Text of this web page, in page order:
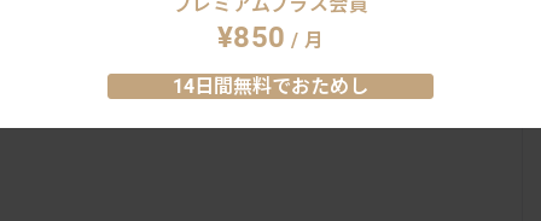
¥850 / 月
14日間無料でおためし